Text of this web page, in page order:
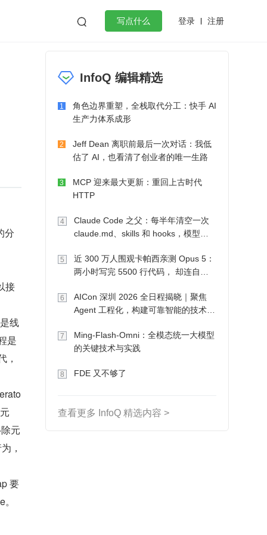
 写点什么 登录 注册
微服务架构 flutter
分
接
线
是
，
元
，
要
InfoQ 编辑精选
1
角色边界重塑，全栈取代分工：快手 AI
生产力体系成形
2
Jeff Dean 离职前最后一次对话：我低
估了 AI，也看清了创业者的唯一生路
3
MCP 迎来最大更新：重回上古时代
HTTP
4
Claude Code 之父：每半年清空一次
claude.md、skills 和 hooks，模型自
5
近 300 万人围观卡帕西亲测 Opus 5：
两小时写完 5500 行代码， 却连自己
6
AICon 深圳 2026 全日程揭晓｜聚焦
Agent 工程化，构建可靠智能的技术路
7
Ming-Flash-Omni：全模态统一大模型
的关键技术与实践
8 FDE 又不够了
查看更多 InfoQ 精选内容 >